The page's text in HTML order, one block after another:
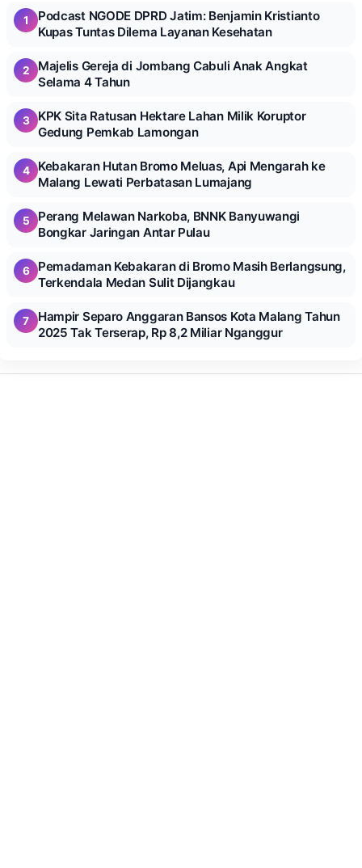
1
Podcast NGODE DPRD Jatim: Benjamin Kristianto
Kupas Tuntas Dilema Layanan Kesehatan
2
Majelis Gereja di Jombang Cabuli Anak Angkat
Selama 4 Tahun
3
KPK Sita Ratusan Hektare Lahan Milik Koruptor
Gedung Pemkab Lamongan
4
Kebakaran Hutan Bromo Meluas, Api Mengarah ke
Malang Lewati Perbatasan Lumajang
5
Perang Melawan Narkoba, BNNK Banyuwangi
Bongkar Jaringan Antar Pulau
6
Pemadaman Kebakaran di Bromo Masih Berlangsung,
Terkendala Medan Sulit Dijangkau
7
Hampir Separo Anggaran Bansos Kota Malang Tahun
2025 Tak Terserap, Rp 8,2 Miliar Nganggur